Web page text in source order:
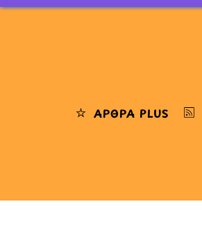
Skip
ΆΡΘΡΑ PLUS